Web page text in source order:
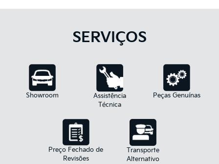
SERVIÇOS
Showroom
Assistência
Técnica
Peças Genuínas
Preço Fechado de
Revisões
Transporte
Alternativo